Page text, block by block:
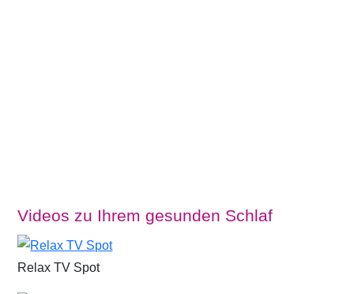
Videos zu Ihrem gesunden Schlaf
Relax TV Spot